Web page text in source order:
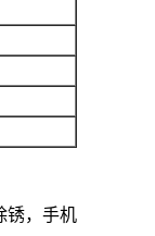
锈，手机